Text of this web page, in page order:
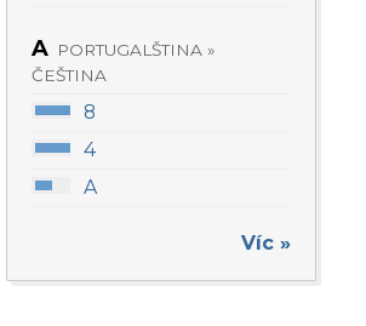
A PORTUGALŠTINA »
ČEŠTINA
8
4
A
Víc »